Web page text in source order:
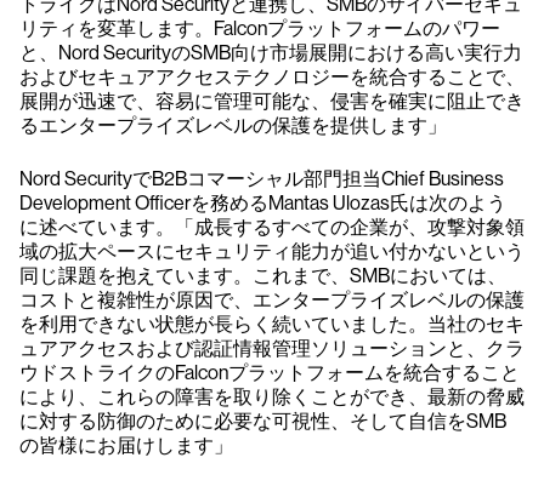
リティを変革します。Falconプラットフォームのパワー
と、Nord SecurityのSMB向け市場展開における高い実行力
およびセキュアアクセステクノロジーを統合することで、
展開が迅速で、容易に管理可能な、侵害を確実に阻止でき
るエンタープライズレベルの保護を提供します」
Nord SecurityでB2Bコマーシャル部門担当Chief Business
Development Officerを務めるMantas Ulozas氏は次のよう
に述べています。「成長するすべての企業が、攻撃対象領
域の拡大ペースにセキュリティ能力が追い付かないという
同じ課題を抱えています。これまで、SMBにおいては、
コストと複雑性が原因で、エンタープライズレベルの保護
を利用できない状態が長らく続いていました。当社のセキ
ュアアクセスおよび認証情報管理ソリューションと、クラ
ウドストライクのFalconプラットフォームを統合すること
により、これらの障害を取り除くことができ、最新の脅威
に対する防御のために必要な可視性、そして自信をSMB
の皆様にお届けします」